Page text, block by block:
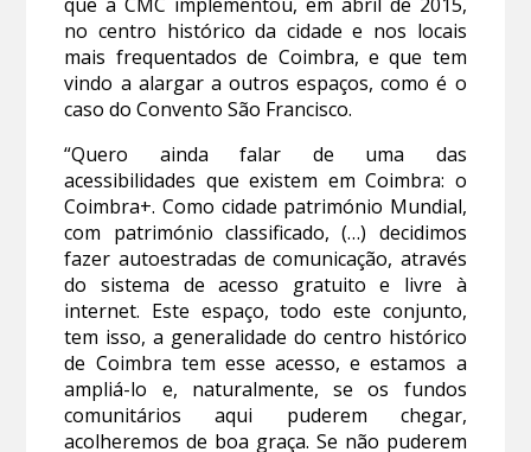
no centro histórico da cidade e nos locais
mais frequentados de Coimbra, e que tem
vindo a alargar a outros espaços, como é o
caso do Convento São Francisco.
“Quero ainda falar de uma das
acessibilidades que existem em Coimbra: o
Coimbra+. Como cidade património Mundial,
com património classificado, (…) decidimos
fazer autoestradas de comunicação, através
do sistema de acesso gratuito e livre à
internet. Este espaço, todo este conjunto,
tem isso, a generalidade do centro histórico
de Coimbra tem esse acesso, e estamos a
ampliá-lo e, naturalmente, se os fundos
comunitários aqui puderem chegar,
acolheremos de boa graça. Se não puderem